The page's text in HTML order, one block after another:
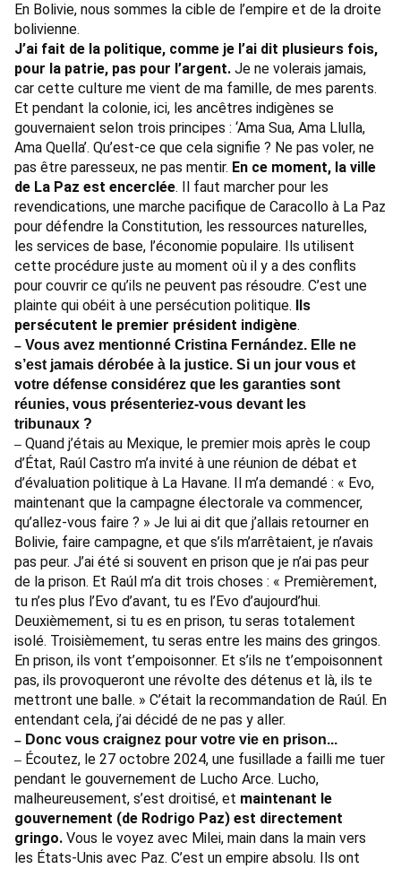
En Bolivie, nous sommes la cible de l’empire et de la droite
bolivienne.
J’ai fait de la politique, comme je l’ai dit plusieurs fois,
pour la patrie, pas pour l’argent. Je ne volerais jamais,
car cette culture me vient de ma famille, de mes parents.
Et pendant la colonie, ici, les ancêtres indigènes se
gouvernaient selon trois principes : ‘Ama Sua, Ama Llulla,
Ama Quella’. Qu’est-ce que cela signifie ? Ne pas voler, ne
pas être paresseux, ne pas mentir. En ce moment, la ville
de La Paz est encerclée. Il faut marcher pour les
revendications, une marche pacifique de Caracollo à La Paz
pour défendre la Constitution, les ressources naturelles,
les services de base, l’économie populaire. Ils utilisent
cette procédure juste au moment où il y a des conflits
pour couvrir ce qu’ils ne peuvent pas résoudre. C’est une
plainte qui obéit à une persécution politique.
Ils
persécutent le premier président indigène.
– Vous avez mentionné Cristina Fernández. Elle ne
s’est jamais dérobée à la justice. Si un jour vous et
votre défense considérez que les garanties sont
réunies, vous présenteriez-vous devant les
tribunaux ?
– Quand j’étais au Mexique, le premier mois après le coup
d’État, Raúl Castro m’a invité à une réunion de débat et
d’évaluation politique à La Havane. Il m’a demandé : « Evo,
maintenant que la campagne électorale va commencer,
qu’allez-vous faire ? » Je lui ai dit que j’allais retourner en
Bolivie, faire campagne, et que s’ils m’arrêtaient, je n’avais
pas peur. J’ai été si souvent en prison que je n’ai pas peur
de la prison. Et Raúl m’a dit trois choses : « Premièrement,
tu n’es plus l’Evo d’avant, tu es l’Evo d’aujourd’hui.
Deuxièmement, si tu es en prison, tu seras totalement
isolé. Troisièmement, tu seras entre les mains des gringos.
En prison, ils vont t’empoisonner. Et s’ils ne t’empoisonnent
pas, ils provoqueront une révolte des détenus et là, ils te
mettront une balle. » C’était la recommandation de Raúl. En
entendant cela, j’ai décidé de ne pas y aller.
– Donc vous craignez pour votre vie en prison...
– Écoutez, le 27 octobre 2024, une fusillade a failli me tuer
pendant le gouvernement de Lucho Arce. Lucho,
malheureusement, s’est droitisé, et maintenant le
gouvernement (de Rodrigo Paz) est directement
gringo. Vous le voyez avec Milei, main dans la main vers
les États-Unis avec Paz. C’est un empire absolu. Ils ont